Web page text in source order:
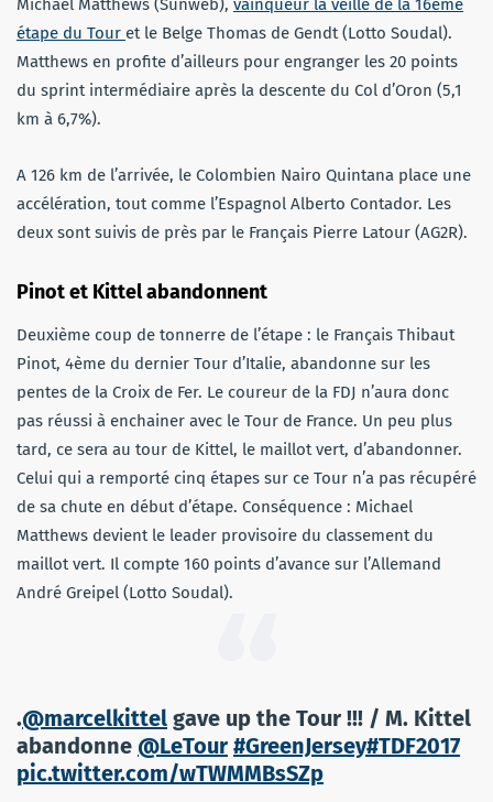
Michael Matthews (Sunweb), vainqueur la veille de la 16ème
étape du Tour et le Belge Thomas de Gendt (Lotto Soudal).
Matthews en profite d’ailleurs pour engranger les 20 points
du sprint intermédiaire après la descente du Col d’Oron (5,1
km à 6,7%).
A 126 km de l’arrivée, le Colombien Nairo Quintana place une
accélération, tout comme l’Espagnol Alberto Contador. Les
deux sont suivis de près par le Français Pierre Latour (AG2R).
Pinot et Kittel abandonnent
Deuxième coup de tonnerre de l’étape : le Français Thibaut
Pinot, 4ème du dernier Tour d’Italie, abandonne sur les
pentes de la Croix de Fer. Le coureur de la FDJ n’aura donc
pas réussi à enchainer avec le Tour de France. Un peu plus
tard, ce sera au tour de Kittel, le maillot vert, d’abandonner.
Celui qui a remporté cinq étapes sur ce Tour n’a pas récupéré
de sa chute en début d’étape. Conséquence : Michael
Matthews devient le leader provisoire du classement du
maillot vert. Il compte 160 points d’avance sur l’Allemand
André Greipel (Lotto Soudal).
.@marcelkittel gave up the Tour !!! / M. Kittel
abandonne @LeTour #GreenJersey#TDF2017
pic.twitter.com/wTWMMBsSZp